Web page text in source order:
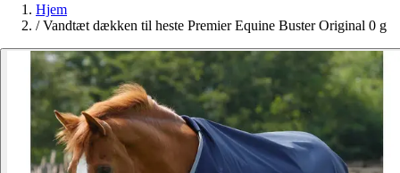
Hjem
/ Vandtæt dækken til heste Premier Equine Buster Original 0 g